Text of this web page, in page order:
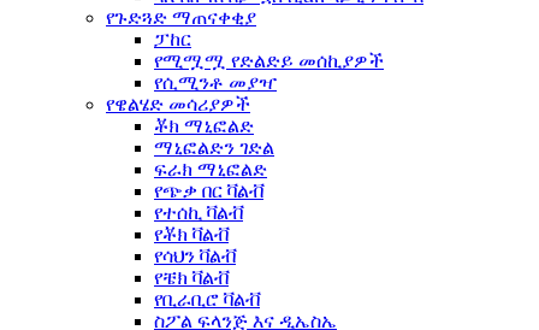
የጉድጓድ ማጠናቀቂያ
ፓከር
የሚሟሟ የድልድይ መሰኪያዎች
የሲሚንቶ መያዣ
የዌልሄድ መሳሪያዎች
ቾክ ማኒፎልድ
ማኒፎልድን ገድል
ፍራክ ማኒፎልድ
የጭቃ በር ቫልቭ
የተሰኪ ቫልቭ
የቾክ ቫልቭ
የሳህን ቫልቭ
የቼክ ቫልቭ
የቢራቢሮ ቫልቭ
ስፖል ፍላንጅ እና ዲኤስኤ